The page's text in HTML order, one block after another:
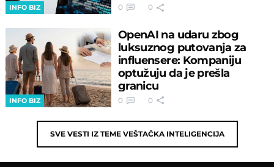
INFO BIZ 0 0
INFO BIZ
OpenAI na udaru zbog
luksuznog putovanja za
influensere: Kompaniju
optužuju da je prešla
granicu
0 0
SVE VESTI IZ TEME VEŠTAČKA INTELIGENCIJA